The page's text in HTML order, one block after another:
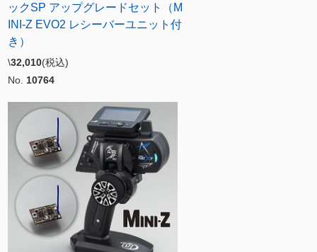
ックSP アップグレードセット（M
INI-Z EVO2 レシーバーユニット付
き）
\32,010(税込)
No. 10764